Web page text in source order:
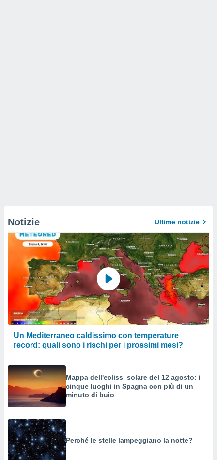
Notizie Ultime notizie
Un Mediterraneo caldissimo con temperature
record: quali sono i rischi per i prossimi mesi?
Mappa dell'eclissi solare del 12 agosto: i
cinque luoghi in Spagna con più di un
minuto di buio
Perché le stelle lampeggiano la notte?